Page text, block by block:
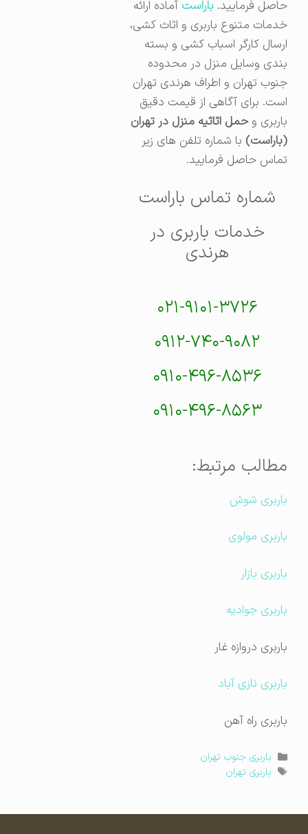
حاصل فرمایید.باراستآماده ارائه
خدمات متنوع باربری و اثاث کشی،
ارسال کارگر اسباب کشی و بسته
بندی وسایل منزل در محدوده
جنوب تهران و اطراف هرندی تهران
است. برای آگاهی از قیمت دقیق
باربری وحمل اثاثیه منزل در تهران
(باراست)با شماره تلفن های زیر
تماس حاصل فرمایید.
شماره تماس باراست
خدمات باربری در
هرندی
۰۲۱-۹۱۰۱-۳۷۲۶
۰۹۱۲-۷۴۰-۹۰۸۲
۰۹۱۰-۴۹۶-۸۵۳۶
۰۹۱۰-۴۹۶-۸۵۶۳
مطالب مرتبط:
باربری شوش
باربری مولوی
باربری بازار
باربری جوادیه
باربری دروازه غار
باربری نازی آباد
باربری راه آهن
دسته‌ها
باربری جنوب تهران
برچسب‌ها
باربری تهران